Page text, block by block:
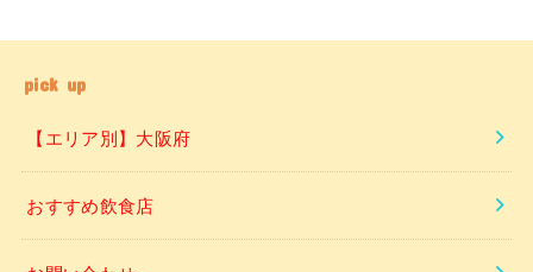
pick up
【エリア別】大阪府
おすすめ飲食店